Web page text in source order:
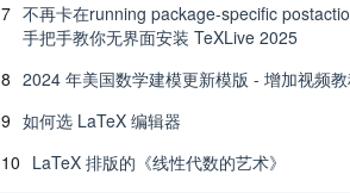
7 不再卡在running package-specific
手把手教你无界面安装 TeXLive 2025
8 2024 年美国数学建模更新模版 - 增加视频
9 如何选 LaTeX 编辑器
10 LaTeX 排版的《线性代数的艺术》